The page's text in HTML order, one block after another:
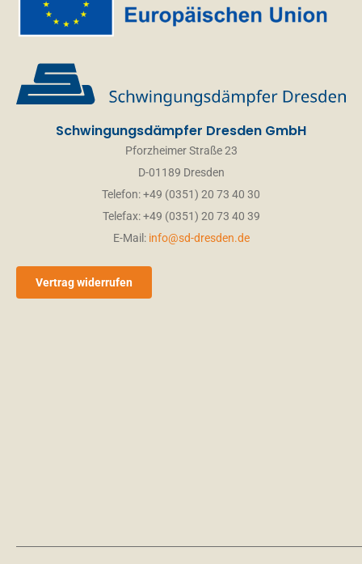
Schwingungsdämpfer Dresden GmbH
Pforzheimer Straße 23
D-01189 Dresden
Telefon: +49 (0351) 20 73 40 30
Telefax: +49 (0351) 20 73 40 39
E-Mail: info@sd-dresden.de
Vertrag widerrufen